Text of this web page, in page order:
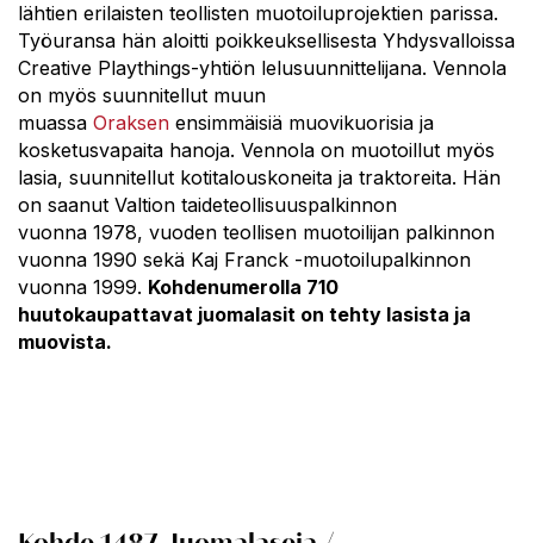
lähtien erilaisten teollisten muotoiluprojektien parissa.
Työuransa hän aloitti poikkeuksellisesta Yhdysvalloissa
Creative Playthings-yhtiön lelusuunnittelijana. Vennola
on myös suunnitellut muun
muassa Oraksen ensimmäisiä muovikuorisia ja
kosketusvapaita hanoja. Vennola on muotoillut myös
lasia, suunnitellut kotitalouskoneita ja traktoreita. Hän
on saanut Valtion taideteollisuuspalkinnon
vuonna 1978, vuoden teollisen muotoilijan palkinnon
vuonna 1990 sekä Kaj Franck -muotoilupalkinnon
vuonna 1999. Kohdenumerolla 710
huutokaupattavat juomalasit on tehty lasista ja
muovista.